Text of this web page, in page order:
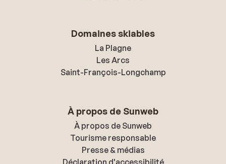
Domaines skiables
La Plagne
Les Arcs
Saint-François-Longchamp
À propos de Sunweb
À propos de Sunweb
Tourisme responsable
Presse & médias
Déclaration d'accessibilité